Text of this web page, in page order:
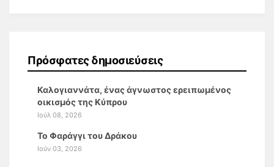
Πρόσφατες δημοσιεύσεις
Καλογιαννάτα, ένας άγνωστος ερειπωμένος
οικισμός της Κύπρου
Ιούλ 08, 2026
Το Φαράγγι του Δράκου
Ιούν 03, 2026